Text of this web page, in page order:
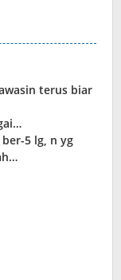
terus biar
ber-5 lg, n yg